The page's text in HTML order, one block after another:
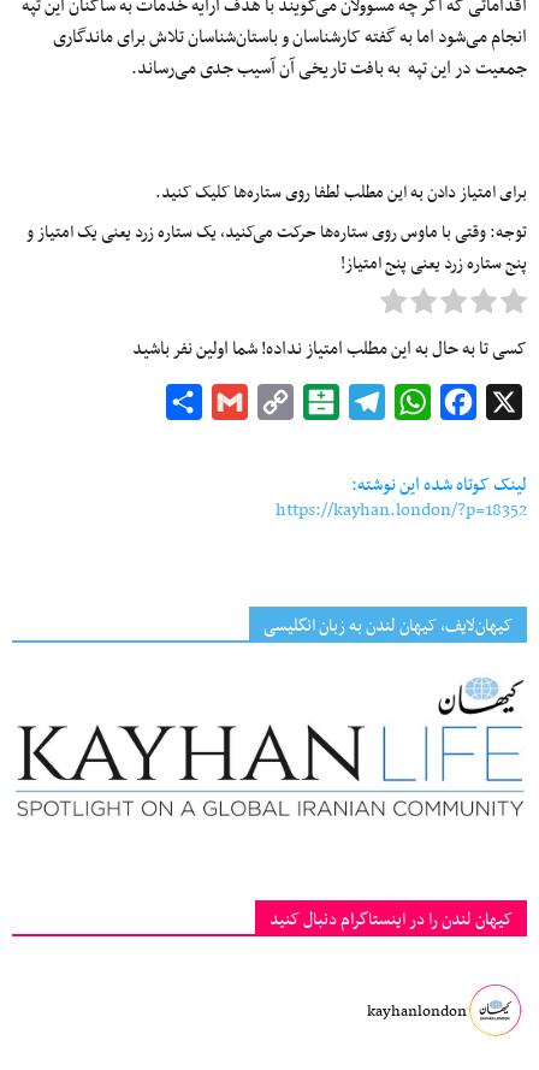
اقداماتی که اگر چه مسوولان می‌گویند با هدف ارایه خدمات به ساکنان این تپه
انجام ‌می‌شود اما به گفته کارشناسان و باستان‌شناسان تلاش‌ برای ماندگاری
جمعیت در این تپه به بافت تاریخی آن آسیب جدی می‌رساند.
برای امتیاز دادن به این مطلب لطفا روی ستاره‌ها کلیک کنید.
توجه: وقتی با ماوس روی ستاره‌ها حرکت می‌کنید، یک ستاره زرد یعنی یک امتیاز و
پنج ستاره زرد یعنی پنج امتیاز!
کسی تا به حال به این مطلب امتیاز نداده! شما اولین نفر باشید
Facebook
WhatsApp
Telegram
Balatarin
Copy
Gmail
لینک کوتاه شده این نوشته:
https://kayhan.london/?p=18352
کیهان‌لایف، کیهان لندن به زبان انگلیسی
کیهان لندن را در اینستاگرام دنبال کنید
kayhanlondon